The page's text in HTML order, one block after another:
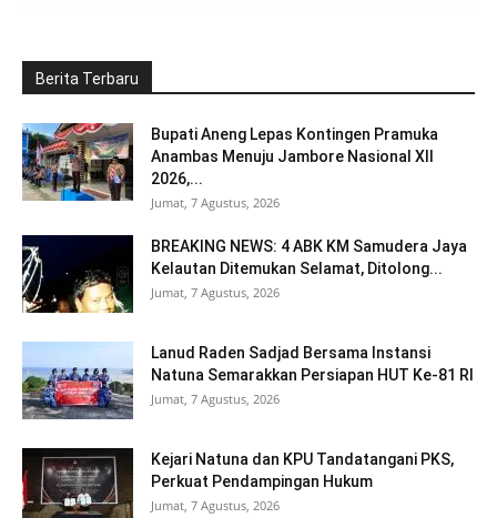
Berita Terbaru
Bupati Aneng Lepas Kontingen Pramuka
Anambas Menuju Jambore Nasional XII
2026,...
Jumat, 7 Agustus, 2026
BREAKING NEWS: 4 ABK KM Samudera Jaya
Kelautan Ditemukan Selamat, Ditolong...
Jumat, 7 Agustus, 2026
Lanud Raden Sadjad Bersama Instansi
Natuna Semarakkan Persiapan HUT Ke-81 RI
Jumat, 7 Agustus, 2026
Kejari Natuna dan KPU Tandatangani PKS,
Perkuat Pendampingan Hukum
Jumat, 7 Agustus, 2026